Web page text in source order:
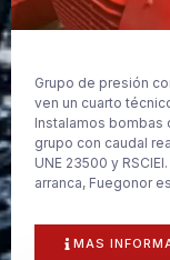
Grupo de presión
ven un cuarto
Instalamos bombas
grupo con caudal
UNE 23500 y
arranca, Fuegonor
MAS